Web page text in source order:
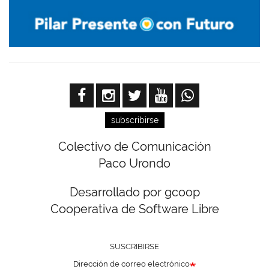
subscribirse
Colectivo de Comunicación
Paco Urondo
Desarrollado por gcoop
Cooperativa de Software Libre
SUSCRIBIRSE
Dirección de correo electrónico